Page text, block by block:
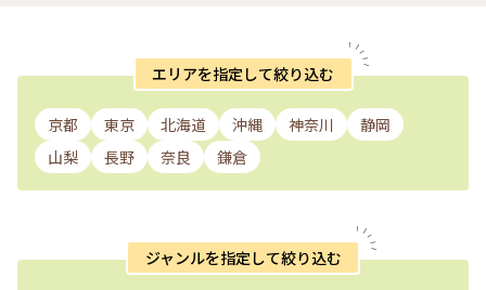
エリアを指定して絞り込む
京都 東京 北海道 沖縄 神奈川
静岡
山梨
長野 奈良 鎌倉
ジャンルを指定して絞り込む